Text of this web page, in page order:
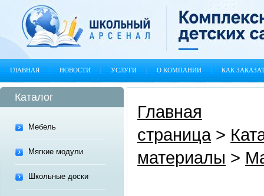
ГЛАВНАЯ НОВОСТИ УСЛУГИ О КОМПАНИИ КАК
Каталог
Мебель
Мягкие модули
Школьные доски
Главная
страница>
материалы >